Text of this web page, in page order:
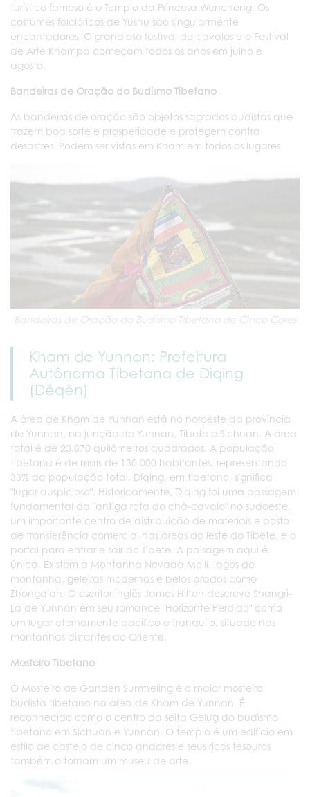
turístico famoso é o Templo da Princesa Wencheng. Os
costumes folclóricos de Yushu são singularmente
encantadores. O grandioso festival de cavalos e o Festival
de Arte Khampa começam todos os anos em julho e
agosto.
Bandeiras de Oração do Budismo Tibetano
As bandeiras de oração são objetos sagrados budistas que
trazem boa sorte e prosperidade e protegem contra
desastres. Podem ser vistas em Kham em todos os lugares.
Bandeiras de Oração do Budismo Tibetano de Cinco Cores
Kham de Yunnan: Prefeitura
Autônoma Tibetana de Diqing
(Dêqên)
A área de Kham de Yunnan está no noroeste da província
de Yunnan, na junção de Yunnan, Tibete e Sichuan. A área
total é de 23.870 quilômetros quadrados. A população
tibetana é de mais de 130.000 habitantes, representando
33% da população total. Diqing, em tibetano, significa
"lugar auspicioso". Historicamente, Diqing foi uma passagem
fundamental da "antiga rota do chá-cavalo" no sudoeste,
um importante centro de distribuição de materiais e posto
de transferência comercial nas áreas do leste do Tibete, e o
portal para entrar e sair do Tibete. A paisagem aqui é
única. Existem a Montanha Nevada Meili, lagos de
montanha, geleiras modernas e belos prados como
Zhongdian. O escritor inglês James Hilton descreve Shangri-
La de Yunnan em seu romance "Horizonte Perdido" como
um lugar eternamente pacífico e tranquilo, situado nas
montanhas distantes do Oriente.
Mosteiro Tibetano
O Mosteiro de Ganden Sumtseling é o maior mosteiro
budista tibetano na área de Kham de Yunnan. É
reconhecido como o centro da seita Gelug do budismo
tibetano em Sichuan e Yunnan. O templo é um edifício em
estilo de castelo de cinco andares e seus ricos tesouros
também o tornam um museu de arte.